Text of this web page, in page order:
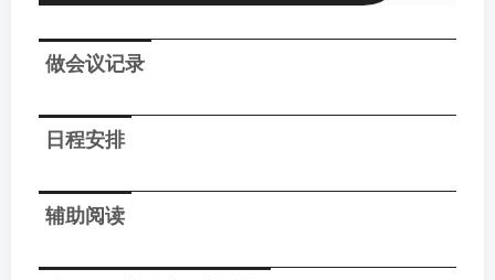
做会议记录
日程安排
辅助阅读